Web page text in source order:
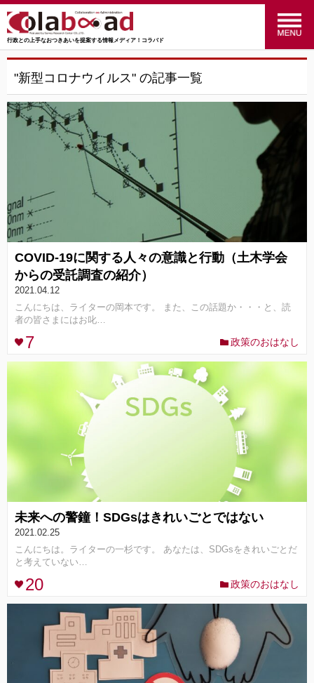
行政との上手なおつきあいを提案する情報メディア！コラバド
menu
交通のおはなし(16)
マーケティングのおはなし(4)
行ってみた！やってみた！ (34)
統計のおはなし
行政のおはなし(14)
SRC(41)
コンセプト ランキング
FOLLOW ME!
"新型コロナウイルス" の記事一覧
COVID-19に関する人々の意識と行動（土木学会
からの受託調査の紹介）
2021.04.12
こんにちは、ライターの岡本です。 また、この話題か・・・と、読
者の皆さまにはお叱…
7 政策のおはなし
未来への警鐘！SDGsはきれいごとではない
2021.02.25
こんにちは。ライターの一杉です。 あなたは、SDGsをきれいごとだ
と考えていない…
20 政策のおはなし